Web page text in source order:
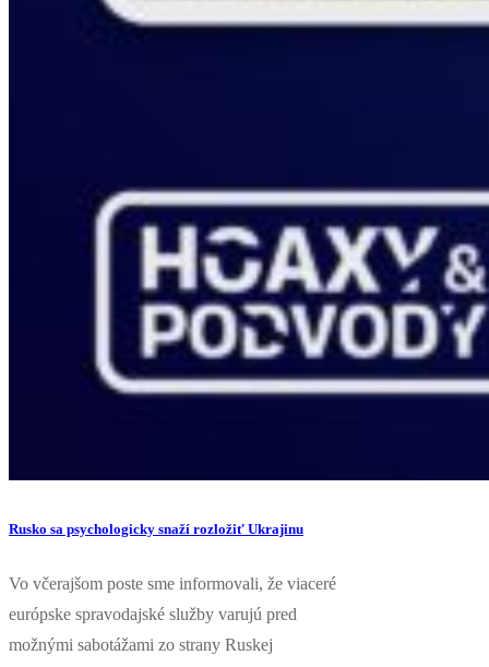
Rusko sa psychologicky snaží rozložiť Ukrajinu
Vo včerajšom poste sme informovali, že viaceré
európske spravodajské služby varujú pred
možnými sabotážami zo strany Ruskej